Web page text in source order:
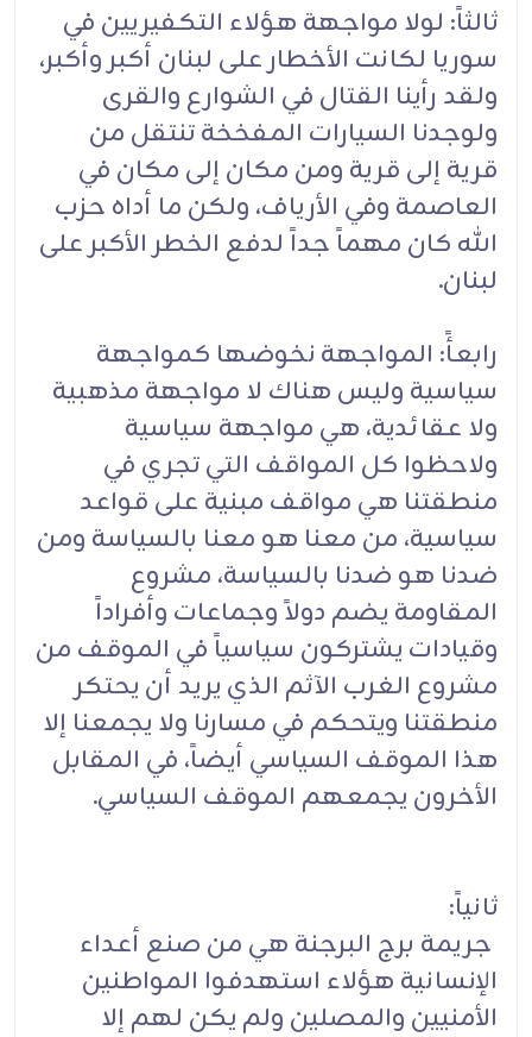
ثالثاً: لولا مواجهة هؤلاء التكفيريين في
سوريا لكانت الأخطار على لبنان أكبر وأكبر،
ولقد رأينا القتال في الشوارع والقرى
ولوجدنا السيارات المفخخة تنتقل من
قرية إلى قرية ومن مكان إلى مكان في
العاصمة وفي الأرياف، ولكن ما أداه حزب
الله كان مهماً جداً لدفع الخطر الأكبر على
لبنان.
رابعأً: المواجهة نخوضها كمواجهة
سياسية وليس هناك لا مواجهة مذهبية
ولا عقائدية، هي مواجهة سياسية
ولاحظوا كل المواقف التي تجري في
منطقتنا هي مواقف مبنية على قواعد
سياسية، من معنا هو معنا بالسياسة ومن
ضدنا هو ضدنا بالسياسة، مشروع
المقاومة يضم دولاً وجماعات وأفراداً
وقيادات يشتركون سياسياً في الموقف من
مشروع الغرب الآثم الذي يريد أن يحتكر
منطقتنا ويتحكم في مسارنا ولا يجمعنا إلا
هذا الموقف السياسي أيضاً، في المقابل
الأخرون يجمعهم الموقف السياسي.
ثانياً:
جريمة برج البرجنة هي من صنع أعداء
الإنسانية هؤلاء استهدفوا المواطنين
الأمنيين والمصلين ولم يكن لهم إلا